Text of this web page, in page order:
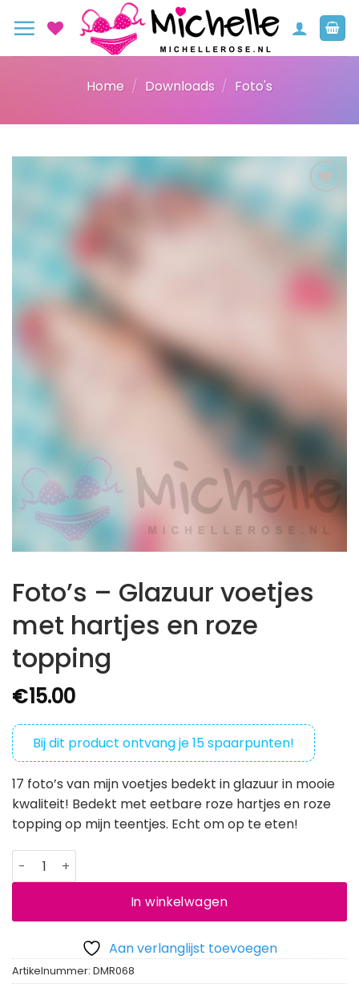
naar
Home / Downloads / Foto's
Foto’s – Glazuur voetjes
met hartjes en roze
topping
€15.00
Bij dit product ontvang je15spaarpunten!
17 foto’s van mijn voetjes bedekt in glazuur in mooie
kwaliteit! Bedekt met eetbare roze hartjes en roze
topping op mijn teentjes. Echt om op te eten!
Foto's - Glazuur voetjes met hartjes en roze topping aantal
In winkelwagen
Aan verlanglijst toevoegen
Artikelnummer: DMR068